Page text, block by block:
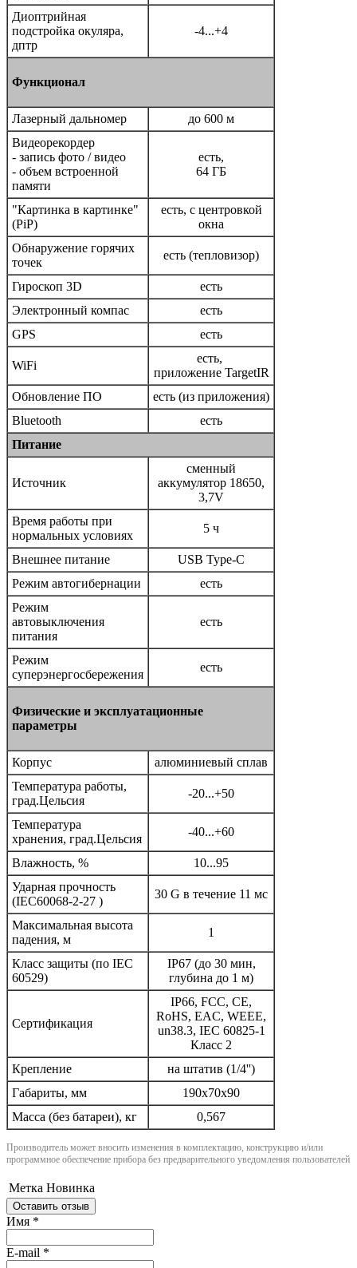
Диоптрийная
подстройка окуляра,
дптр
-4...+4
Функционал
Лазерный дальномер
до 600 м
Видеорекордер
- запись фото / видео
- объем встроенной
памяти
есть,
64 ГБ
"Картинка в картинке"
(PiP)
есть, с центровкой
окна
Обнаружение горячих
точек
есть (тепловизор)
Гироскоп 3D
есть
Электронный компас
есть
GPS
есть
WiFi
есть,
приложение TargetIR
Обновление ПО
есть (из приложения)
Bluetooth
есть
Питание
Источник
сменный
аккумулятор 18650,
3,7V
Время работы при
нормальных условиях
5 ч
Внешнее питание
USB Type-C
Режим автогибернации
есть
Режим
автовыключения
питания
есть
Режим
суперэнергосбережения
есть
Физические и эксплуатационные
параметры
Корпус
алюминиевый сплав
Температура работы,
град.Цельсия
-20...+50
Температура
хранения, град.Цельсия
-40...+60
Влажность, %
10...95
Ударная прочность
(IEC60068-2-27 )
30 G в течение 11 мс
Максимальная высота
падения, м
1
Класс защиты (по IEC
60529)
IP67 (до 30 мин,
глубина до 1 м)
Сертификация
IP66, FCC, CE,
RoHS, EAC, WEEE,
un38.3, IEC 60825-1
Класс 2
Крепление
на штатив (1/4'')
Габариты, мм
190x70x90
Масса (без батареи), кг
0,567
Производитель может вносить изменения в комплектацию, конструкцию и/или
программное обеспечение прибора без предварительного уведомления пользователей
Метка Новинка
Оставить отзыв
Имя *
E-mail *